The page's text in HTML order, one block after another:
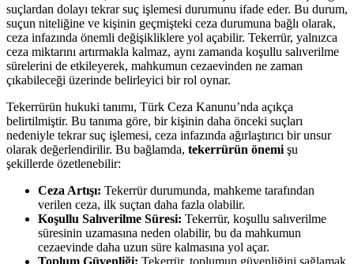
suçlardan dolayı tekrar suç işlemesi durumunu⁤ ifade eder. Bu⁢ durum,
suçun niteliğine ve kişinin geçmişteki ceza ​durumuna bağlı⁢ olarak,⁢
ceza infazında önemli⁤ değişikliklere yol açabilir. Tekerrür,‍ yalnızca ​
ceza miktarını artırmakla kalmaz, aynı ⁢zamanda koşullu salıverilme
sürelerini de​ etkileyerek, mahkumun cezaevinden ne zaman
çıkabileceği⁤ üzerinde belirleyici⁢ bir‌ rol oynar.
Tekerrürün hukuki tanımı, Türk‌ Ceza Kanunu’nda açıkça
belirtilmiştir. ‌Bu tanıma göre, bir kişinin ⁢daha önceki​ suçları
nedeniyle tekrar suç işlemesi,‍ ceza infazında ağırlaştırıcı‌ bir ⁤unsur​
olarak değerlendirilir. Bu ⁤bağlamda, tekerrürün önemi şu
şekillerde özetlenebilir:
Ceza ​Artışı: Tekerrür durumunda, mahkeme tarafından
verilen‍ ceza,‍ ilk suçtan ⁢daha fazla​ olabilir.
Koşullu Salıverilme ‍Süresi: Tekerrür, koşullu ‌salıverilme
süresinin uzamasına neden ‍olabilir, bu da mahkumun⁤
cezaevinde‍ daha uzun süre kalmasına yol açar.
Toplum Güvenliği: Tekerrür, toplumun güvenliğini sağlamak⁣